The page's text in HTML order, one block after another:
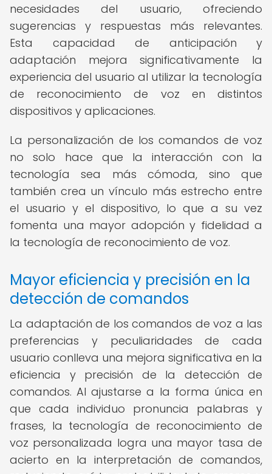
necesidades del usuario, ofreciendo
sugerencias y respuestas más relevantes.
Esta capacidad de anticipación y
adaptación mejora significativamente la
experiencia del usuario al utilizar la tecnología
de reconocimiento de voz en distintos
dispositivos y aplicaciones.
La personalización de los comandos de voz
no solo hace que la interacción con la
tecnología sea más cómoda, sino que
también crea un vínculo más estrecho entre
el usuario y el dispositivo, lo que a su vez
fomenta una mayor adopción y fidelidad a
la tecnología de reconocimiento de voz.
Mayor eficiencia y precisión en la
detección de comandos
La adaptación de los comandos de voz a las
preferencias y peculiaridades de cada
usuario conlleva una mejora significativa en la
eficiencia y precisión de la detección de
comandos. Al ajustarse a la forma única en
que cada individuo pronuncia palabras y
frases, la tecnología de reconocimiento de
voz personalizada logra una mayor tasa de
acierto en la interpretación de comandos,